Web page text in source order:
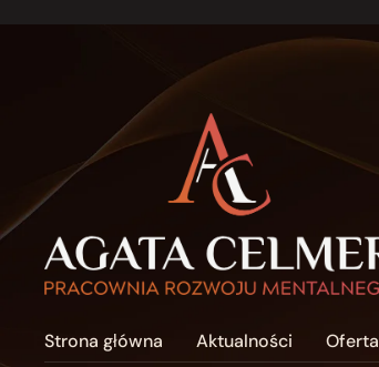
Strona główna Aktualności Oferta